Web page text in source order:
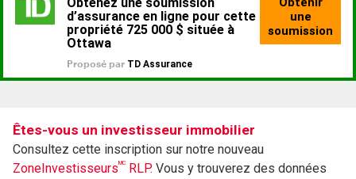
Êtes-vous un investisseur immobilier
Consultez cette inscription sur notre nouveau
ZoneInvestisseursMC RLP. Vous y trouverez des données